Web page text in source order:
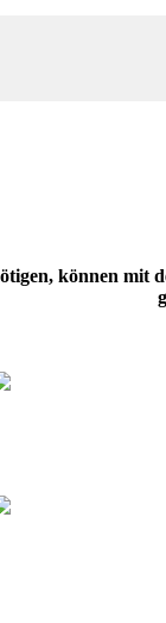
können